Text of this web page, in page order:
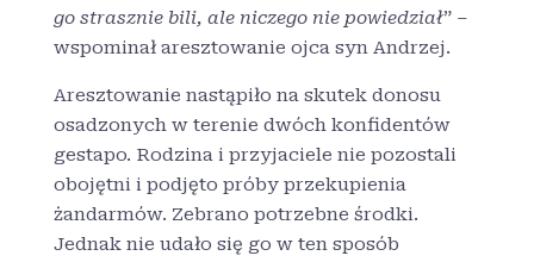
go strasznie bili, ale niczego nie powiedział” –
wspominał aresztowanie ojca syn Andrzej.
Aresztowanie nastąpiło na skutek donosu
osadzonych w terenie dwóch konfidentów
gestapo. Rodzina i przyjaciele nie pozostali
obojętni i podjęto próby przekupienia
żandarmów. Zebrano potrzebne środki.
Jednak nie udało się go w ten sposób